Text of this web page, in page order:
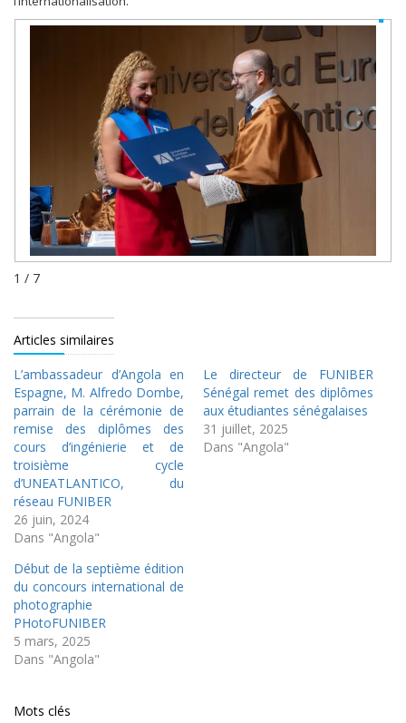
1 / 7
Articles similaires
L’ambassadeur d’Angola en
Espagne, M. Alfredo Dombe,
parrain de la cérémonie de
remise des diplômes des
cours d’ingénierie et de
troisième cycle
d’UNEATLANTICO, du
réseau FUNIBER
26 juin, 2024
Dans "Angola"
Le directeur de FUNIBER
Sénégal remet des diplômes
aux étudiantes sénégalaises
31 juillet, 2025
Dans "Angola"
Début de la septième édition
du concours international de
photographie
PHotoFUNIBER
5 mars, 2025
Dans "Angola"
Mots clés